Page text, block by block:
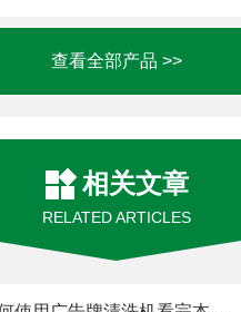
查看全部产品 >>
相关文章
RELATED ARTICLES